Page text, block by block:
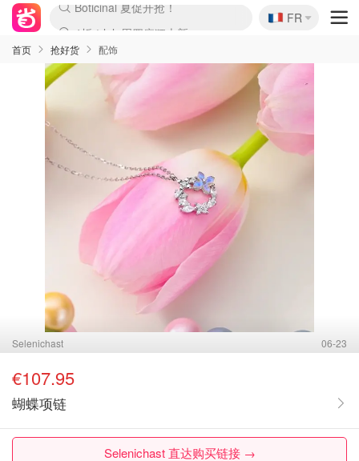
Boticinal 夏促开抢！
4折！lulu周四疯狂上新
还没结束！&OtherStories大促
Joybuy变相75折 随时失效
速领！Stanley独家85折
疑似霸哥！Camper额外叠85折
Zalando 奥莱闪促！每日更新
Moncler反季囤！5折起+叠9折
Coach Brooklyn仅€192
🇫🇷
FR
首页 抢好货 配饰
Selenichast 06-23
€107.95
蝴蝶项链
Selenichast 直达购买链接 →